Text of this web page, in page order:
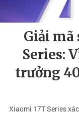
Giải mã
Series:
trưởng
Xiaomi 17T Series